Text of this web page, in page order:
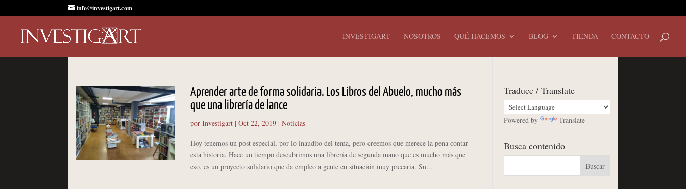
info@investigart.com
INVESTIGART NOSOTROS QUÉ HACEMOS BLOG TIENDA CONTACTO
Aprender arte de forma solidaria. Los Libros del Abuelo, mucho más
que una librería de lance
por Investigart| Oct 22, 2019| Noticias
Hoy tenemos un post especial, por lo inaudito del tema, pero creemos que merece la pena contar
esta historia. Hace un tiempo descubrimos una librería de segunda mano que es mucho más que
eso, es un proyecto solidario que da empleo a gente en situación muy precaria. Su...
Traduce / Translate
Powered by Translate
Busca contenido